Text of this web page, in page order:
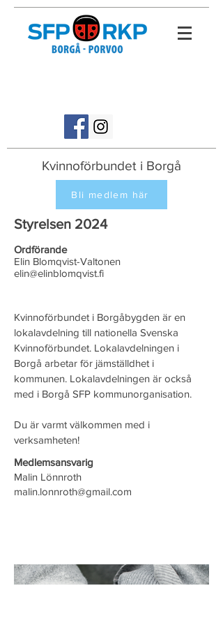
Kvinnoförbundet i Borgå
Bli medlem här
Styrelsen 2024
Ordförande
Elin Blomqvist-Valtonen
elin@elinblomqvist.fi
Kvinnoförbundet i Borgåbygden är en
lokalavdelning till nationella Svenska
Kvinnoförbundet. Lokalavdelningen i
Borgå arbetar för jämställdhet i
kommunen. Lokalavdelningen är också
med i Borgå SFP kommunorganisation.
Du är varmt välkommen med i
verksamheten!
Medlemsansvarig
Malin Lönnroth
malin.lonnroth@gmail.com